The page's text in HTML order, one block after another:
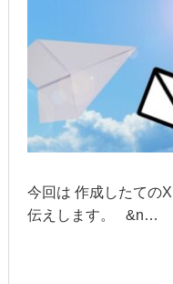
今回は 作成したての
伝えします。 &n…